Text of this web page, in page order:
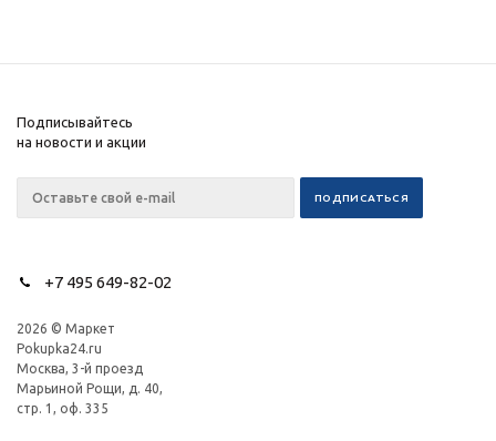
Подписывайтесь
на новости и акции
+7 495 649-82-02
2026 © Маркет
Pokupka24.ru
Москва, 3-й проезд
Марьиной Рощи, д. 40,
стр. 1, оф. 335